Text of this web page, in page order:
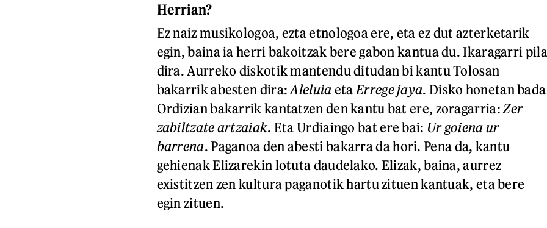
Herrian?
Ez naiz musikologoa, ezta etnologoa ere, eta ez dut azterketarik
egin, baina ia herri bakoitzak bere gabon kantua du. Ikaragarri pila
dira. Aurreko diskotik mantendu ditudan bi kantu Tolosan
bakarrik abesten dira: Aleluia eta Errege jaya. Disko honetan bada
Ordizian bakarrik kantatzen den kantu bat ere, zoragarria:Zer
zabiltzate artzaiak. Eta Urdiaingo bat ere bai: Ur goiena ur
barrena. Paganoa den abesti bakarra da hori. Pena da, kantu
gehienak Elizarekin lotuta daudelako. Elizak, baina, aurrez
existitzen zen kultura paganotik hartu zituen kantuak, eta bere
egin zituen.